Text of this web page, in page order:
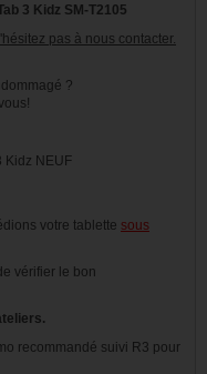
3 Kidz SM-T2105
pas à nous contacter.
?
Kidz NEUF
votre tablette sous
vérifier le bon
recommandé suivi R3 pour